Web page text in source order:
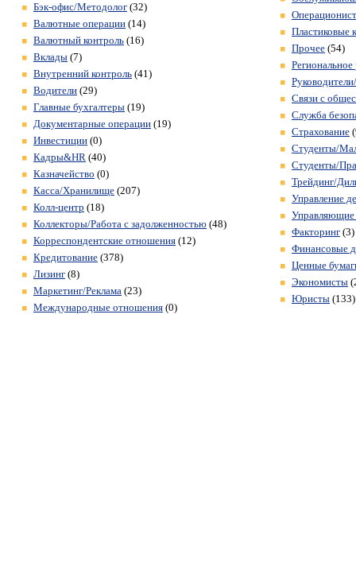
Бэк-офис/Методолог (32)
Валютные операции (14)
Валютный контроль (16)
Вклады (7)
Внутренний контроль (41)
Водители (29)
Главные бухгалтеры (19)
Документарные операции (19)
Инвестиции (0)
Кадры&HR (40)
Казначейство (0)
Касса/Хранилище (207)
Колл-центр (18)
Коллекторы/Работа с задолженностью (48)
Корреспондентские отношения (12)
Кредитование (378)
Лизинг (8)
Маркетинг/Реклама (23)
Международные отношения (0)
Пластиковые
Прочее (54)
Региональное
Связи с
Служба
Страхование
Студенты/
Студенты/
Трейдинг/
Управление
Управляющие
Факторинг (3)
Финансовые
Ценные
Экономисты
Юристы (133)